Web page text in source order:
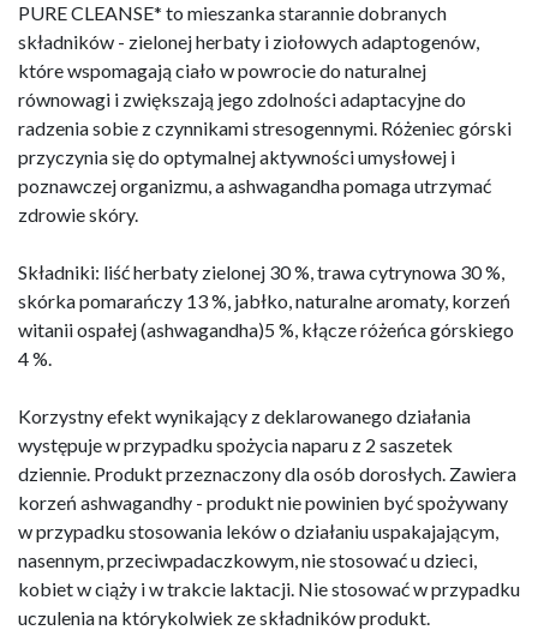
PURE CLEANSE* to mieszanka starannie dobranych
składników - zielonej herbaty i ziołowych adaptogenów,
które wspomagają ciało w powrocie do naturalnej
równowagi i zwiększają jego zdolności adaptacyjne do
radzenia sobie z czynnikami stresogennymi. Różeniec górski
przyczynia się do optymalnej aktywności umysłowej i
poznawczej organizmu, a ashwagandha pomaga utrzymać
zdrowie skóry.
Składniki: liść herbaty zielonej 30 %, trawa cytrynowa 30 %,
skórka pomarańczy 13 %, jabłko, naturalne aromaty, korzeń
witanii ospałej (ashwagandha)5 %, kłącze różeńca górskiego
4 %.
Korzystny efekt wynikający z deklarowanego działania
występuje w przypadku spożycia naparu z 2 saszetek
dziennie. Produkt przeznaczony dla osób dorosłych. Zawiera
korzeń ashwagandhy - produkt nie powinien być spożywany
w przypadku stosowania leków o działaniu uspakajającym,
nasennym, przeciwpadaczkowym, nie stosować u dzieci,
kobiet w ciąży i w trakcie laktacji. Nie stosować w przypadku
uczulenia na którykolwiek ze składników produkt.